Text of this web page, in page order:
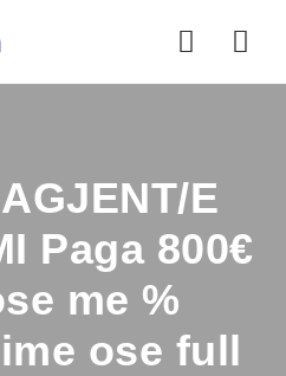
E
Paga 800€
me %
ose full